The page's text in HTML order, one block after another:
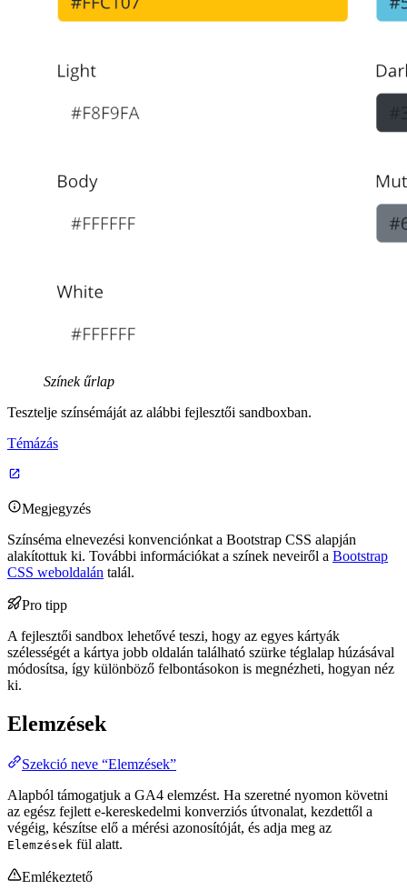
Színek űrlap
Tesztelje színsémáját az alábbi fejlesztői sandboxban.
Témázás
Megjegyzés
Színséma elnevezési konvenciónkat a Bootstrap CSS alapján
alakítottuk ki. További információkat a színek neveiről a Bootstrap
CSS weboldalán talál.
Pro tipp
A fejlesztői sandbox lehetővé teszi, hogy az egyes kártyák
szélességét a kártya jobb oldalán található szürke téglalap húzásával
módosítsa, így különböző felbontásokon is megnézheti, hogyan néz
ki.
Elemzések
Szekció neve “Elemzések”
Alapból támogatjuk a GA4 elemzést. Ha szeretné nyomon követni
az egész fejlett e-kereskedelmi konverziós útvonalat, kezdettől a
végéig, készítse elő a mérési azonosítóját, és adja meg az
Elemzések fül alatt.
Emlékeztető